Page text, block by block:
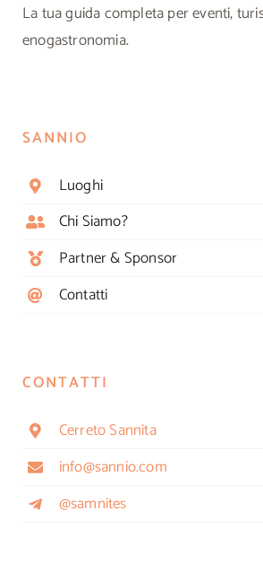
La tua guida completa per eventi,
enogastronomia.
SANNIO
Luoghi
Chi Siamo?
Partner & Sponsor
Contatti
CONTATTI
Cerreto Sannita
info@sannio.com
@samnites